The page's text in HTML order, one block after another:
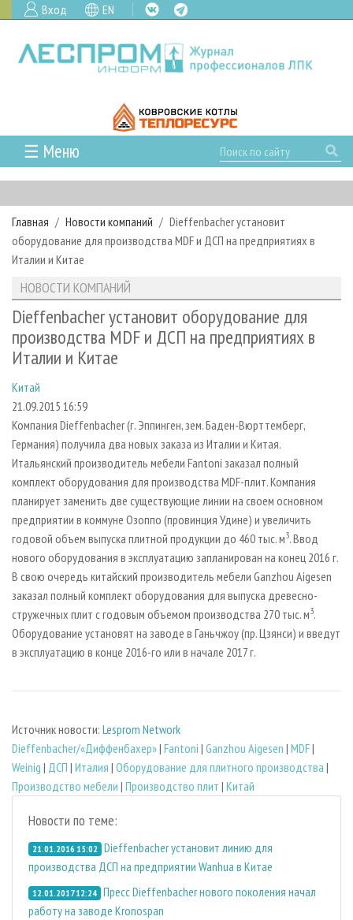
Вход EN
☰ Меню
ГЛАВНАЯ
РУБРИКИ И ТЕМЫ
РУБРИКИ ЖУРНАЛА
ЛЕСНОЕ ХОЗЯЙСТВО
ЛЕСОЗАГОТОВКА
ЛЕСОПИЛЕНИЕ
ДЕРЕВООБРАБОТКА
СУШКА ДРЕВЕСИНЫ
ПРОИЗВОДСТВО ДРЕВЕСНЫХ ПЛИТ
ДЕРЕВЯННОЕ ДОМОСТРОЕНИЕ
ПРОИЗВОДСТВО МЕБЕЛИ
БИОЭНЕРГЕТИКА
ЦБП
ИНСТРУМЕНТ И МАТЕРИАЛЫ
НОВОСТИ
КАЛЕНДАРЬ СОБЫТИЙ
НОВОСТИ ЛПК
НОВОСТИ ЖУРНАЛА
НОВОСТИ КОМПАНИЙ
ПРОЕКТЫ ЛПИ
АНАЛИТИКА
ПРЕДПРИЯТИЯ ЛПК
ЛЕСНЫЕ РЕГИОНЫ РОССИИ
ПЕРСОНЫ
МОБИЛЬНЫЕ ВЫСТАВКИ
ОФИЦИАЛЬНЫЕ ДЕЛЕГАЦИИ
ПРИОРИТЕТНЫЕ ИНВЕСТПРОЕКТЫ
RUSSIAN FORESTRY REVIEW
ГАЗЕТА ЛЕСПРОМФОРУМ
БИБЛИОТЕКА СПЕЦИАЛИСТА
АРХИВ
АРХИВ ЖУРНАЛОВ
СТАТЬИ
О ЖУРНАЛЕ
ПОДПИСКА
КОНТАКТЫ
РЕКЛАМОДАТЕЛЯМ
РЕКЛАМА
РЕКЛАМА НА САЙТЕ
Главная Новости компаний
Dieffenbacher установит
оборудование для производства MDF и ДСП на предприятиях в
Италии и Китае
НОВОСТИ КОМПАНИЙ
Dieffenbacher установит оборудование для
производства MDF и ДСП на предприятиях в
Италии и Китае
Китай
21.09.2015 16:59
Компания Dieffenbacher (г. Эппинген, зем. Баден-Вюрттемберг,
Германия) получила два новых заказа из Италии и Китая.
Итальянский производитель мебели Fantoni заказал полный
комплект оборудования для производства MDF-плит. Компания
планирует заменить две существующие линии на своем основном
предприятии в коммуне Озоппо (провинция Удине) и увеличить
годовой объем выпуска плитной продукции до 460 тыс. м3. Ввод
нового оборудования в эксплуатацию запланирован на конец 2016 г.
В свою очередь китайский производитель мебели Ganzhou Aigesen
заказал полный комплект оборудования для выпуска древесно-
стружечных плит с годовым объемом производства 270 тыс. м3.
Оборудование установят на заводе в Ганьчжоу (пр. Цзянси) и введут
в эксплуатацию в конце 2016-го или в начале 2017 г.
Источник новости: Lesprom Network
Dieffenbacher/«Диффенбахер»| Fantoni | Ganzhou Aigesen | MDF|
Weinig | ДСП | Италия | Оборудование для плитного производства |
Производство мебели | Производство плит | Китай
Новости по теме:
21.01.2016 15:02 Dieffenbacher установит линию для
производства ДСП на предприятии Wanhua в Китае
12.01.2017 12:24 Пресс Dieffenbacher нового поколения начал
работу на заводе Kronospan